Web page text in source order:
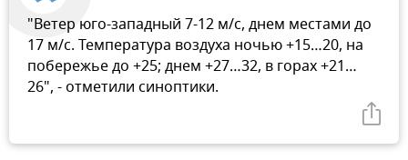
"Ветер юго-западный 7-12 м/с, днем местами до
17 м/с. Температура воздуха ночью +15…20, на
побережье до +25; днем +27…32, в горах +21…
26", - отметили синоптики.